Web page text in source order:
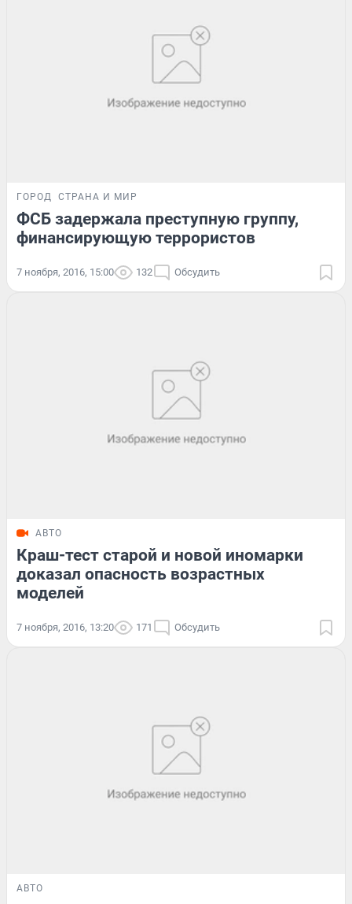
ГОРОД СТРАНА И МИР
ФСБ задержала преступную группу,
финансирующую террористов
7 ноября, 2016, 15:00 132 Обсудить
АВТО
Краш-тест старой и новой иномарки
доказал опасность возрастных
моделей
7 ноября, 2016, 13:20 171 Обсудить
АВТО